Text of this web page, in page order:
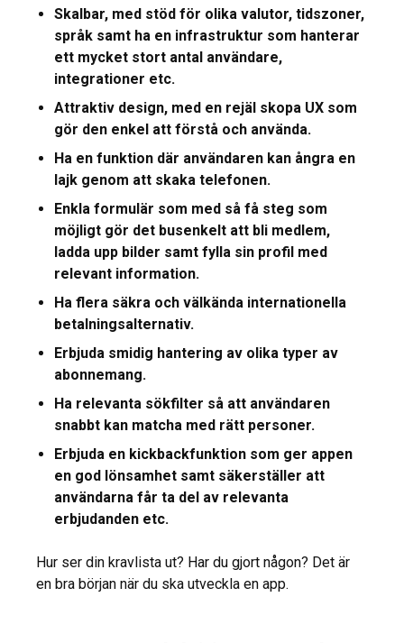
Skalbar, med stöd för olika valutor, tidszoner,
språk samt ha en infrastruktur som hanterar
ett mycket stort antal användare,
integrationer etc.
Attraktiv design, med en rejäl skopa UX som
gör den enkel att förstå och använda.
Ha en funktion där användaren kan ångra en
lajk genom att skaka telefonen.
Enkla formulär som med så få steg som
möjligt gör det busenkelt att bli medlem,
ladda upp bilder samt fylla sin profil med
relevant information.
Ha flera säkra och välkända internationella
betalningsalternativ.
Erbjuda smidig hantering av olika typer av
abonnemang.
Ha relevanta sökfilter så att användaren
snabbt kan matcha med rätt personer.
Erbjuda en kickbackfunktion som ger appen
en god lönsamhet samt säkerställer att
användarna får ta del av relevanta
erbjudanden etc.
Hur ser din kravlista ut? Har du gjort någon? Det är
en bra början när du ska utveckla en app.